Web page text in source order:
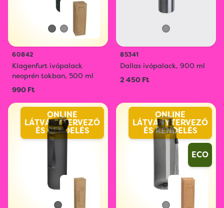
60842
Klagenfurt ivópalack
neoprén tokban, 500 ml
990 Ft
85341
Dallas ivópalack, 900 ml
2 450 Ft
ONLINE
LÁTVÁNYTERVEZŐ
ÉS RENDELÉS
ONLINE
LÁTVÁNYTERVEZŐ
ÉS RENDELÉS
ECO